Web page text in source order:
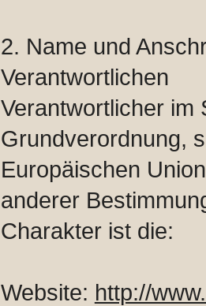
2. Name und
Verantwortlichen
Verantwortlicher im
Grundverordnung,
Europäischen
anderer
Charakter ist die:
Website: http://